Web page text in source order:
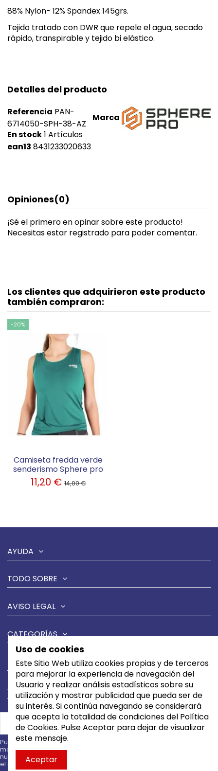
88% Nylon- 12% Spandex 145grs.
Tejido tratado con DWR que repele el agua, secado
rápido, transpirable y tejido bi elástico.
Detalles del producto
Marca
Referencia PAN-
6714050-SPH-38-AZ
En stock1 Artículos
ean13 8431233020633
Opiniones(0)
¡Sé el primero en opinar sobre este producto!
Necesitas estar registrado para poder comentar.
Los clientes que adquirieron este producto
también compraron:
-20%
Camiseta fredda verde
senderismo Sphere pro
11,20 € 14,00 €
AYUDA
TODO SOBRE
AVISO LEGAL
CATEGORÍAS
MARCAS
CONTÁCTANOS
Puede darse de baja en cualquier
momento. Para ello, consulte
nuestra información de contacto en
el aviso legal.
Uso de cookies
Este Sitio Web utiliza cookies propias y de terceros
para mejorar la experiencia de navegación del
Usuario y realizar análisis estadísticos sobre su
utilización y mostrar publicidad que pueda ser de
su interés. Si continúa navegando se considerará
que acepta la totalidad de condiciones del Política
de Cookies. Pulse Aceptar para dejar de visualizar
este mensaje.
Aceptar